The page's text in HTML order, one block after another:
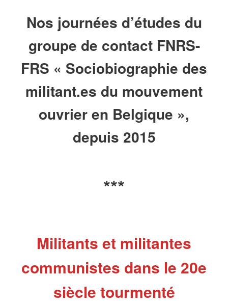
Nos journées d’études du
groupe de contact FNRS-
FRS « Sociobiographie des
militant.es du mouvement
ouvrier en Belgique »,
depuis 2015
***
Militants et militantes
communistes dans le 20e
siècle tourmenté